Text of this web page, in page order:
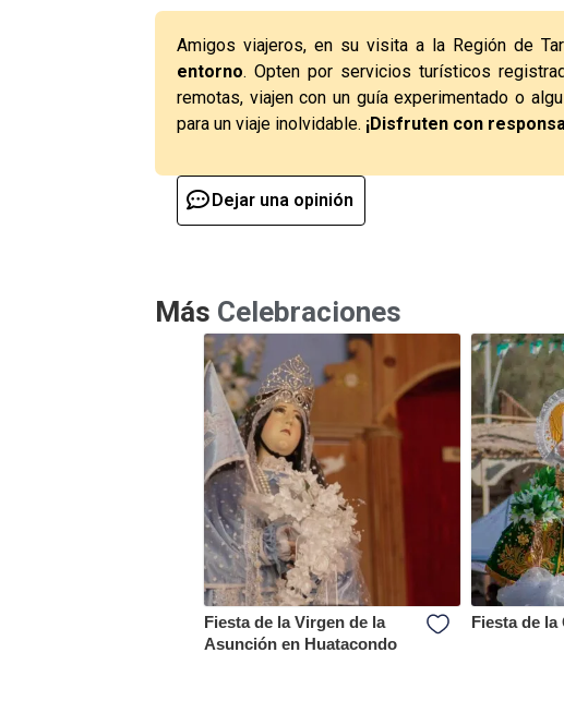
Amigos viajeros, en su visita a la Región de
entorno. Opten por servicios turísticos
remotas, viajen con un guía experimentado o
para un viaje inolvidable. ¡Disfruten con
Dejar una opinión
Más Celebraciones
Fiesta de la Virgen de la
Asunción en Huatacondo
Fiesta de la